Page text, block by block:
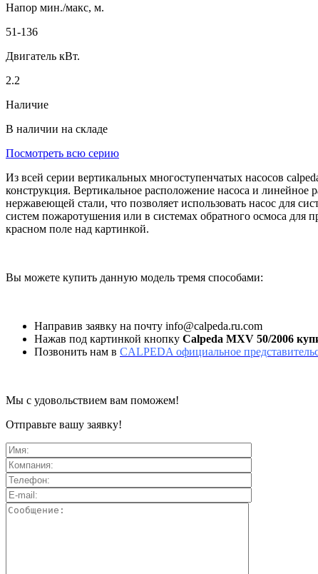
Напор мин./макс, м.
51-136
Двигатель кВт.
2.2
Наличие
В наличии на складе
Посмотреть всю серию
Из всей серии вертикальных многоступенчатых насосов
конструкция. Вертикальное расположение насоса и
нержавеющей стали, что позволяет использовать насос для
систем пожаротушения или в системах обратного осмоса
красном поле над картинкой.
Вы можете купить данную модель тремя способами:
Направив заявку на почту info@calpeda.ru.com
Нажав под картинкой кнопку Calpeda MXV 50/2006
Позвонить нам в CALPEDA официальное
Мы с удовольствием вам поможем!
Отправьте вашу заявку!